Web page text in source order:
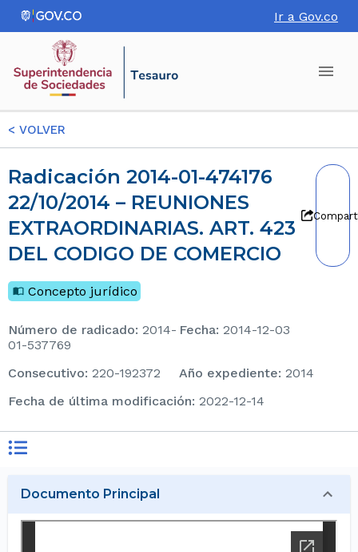
Ir a Gov.co
< VOLVER
Radicación 2014-01-474176
22/10/2014 – REUNIONES
EXTRAORDINARIAS. ART. 423
DEL CODIGO DE COMERCIO
Concepto jurídico
Número de radicado: 2014-
01-537769
Fecha: 2014-12-03
consecutivo: 220-192372 Año expediente: 2014
Fecha de última modificación: 2022-12-14
Documento Principal